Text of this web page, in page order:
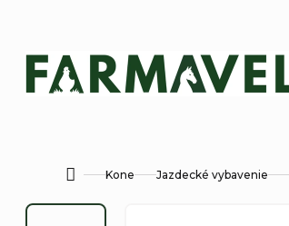
obsah
Domov
Kone Jazdecké vybavenie